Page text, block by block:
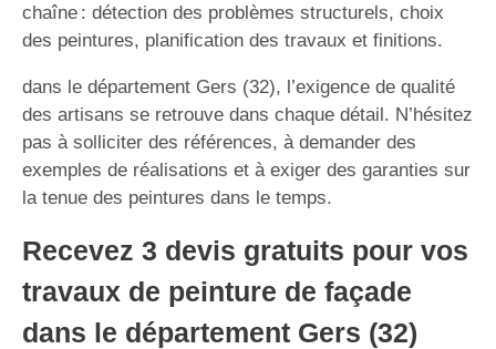
chaîne : détection des problèmes structurels, choix
des peintures, planification des travaux et finitions.
dans le département Gers (32), l’exigence de qualité
des artisans se retrouve dans chaque détail. N’hésitez
pas à solliciter des références, à demander des
exemples de réalisations et à exiger des garanties sur
la tenue des peintures dans le temps.
Recevez 3 devis gratuits pour vos
travaux de peinture de façade
dans le département Gers (32)